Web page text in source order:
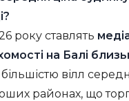
року ставлять
на Балі
більшістю вілл
районах, що